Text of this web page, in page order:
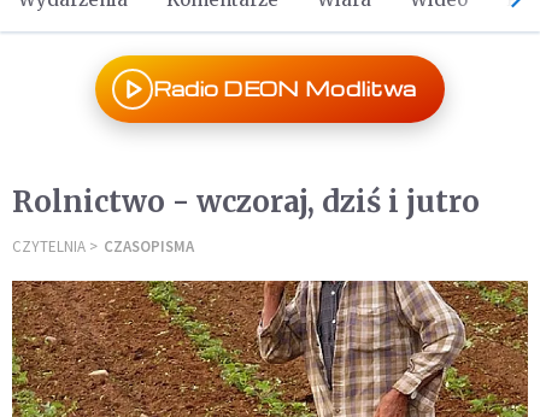
Radio DEON Modlitwa
Rolnictwo - wczoraj, dziś i jutro
CZYTELNIA CZASOPISMA